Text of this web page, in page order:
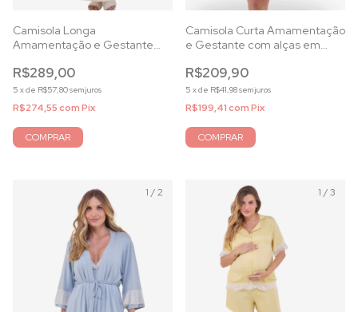
Camisola Longa
Amamentação e Gestante
R$289,00
5 xde R$57,80sem juros
R$274,55comPix
COMPRAR
Camisola Curta Amamentação
e Gestante com alças em
off
R$209,90
5 xde R$41,98sem juros
R$199,41comPix
COMPRAR
1 /2 1 /3